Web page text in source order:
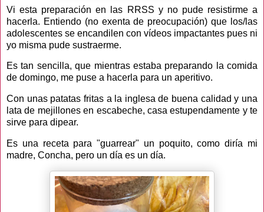
Vi esta preparación en las RRSS y no pude resistirme a
hacerla. Entiendo (no exenta de preocupación) que los/las
adolescentes se encandilen con vídeos impactantes pues ni
yo misma pude sustraerme.
Es tan sencilla, que mientras estaba preparando la comida
de domingo, me puse a hacerla para un aperitivo.
Con unas patatas fritas a la inglesa de buena calidad y una
lata de mejillones en escabeche, casa estupendamente y te
sirve para dipear.
Es una receta para "guarrear" un poquito, como diría mi
madre, Concha, pero un día es un día.